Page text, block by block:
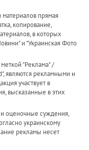
прямая
копирование,
в которых
и "Украинская Фото
"Реклама" /
являются рекламными и
участвует в
высказанные в этих
и оценочные суждения,
украинскому
рекламы несет